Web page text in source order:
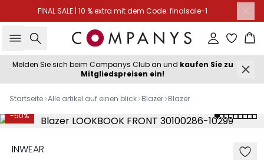
FINAL SALE | 10 % extra mit dem Code: finalsale-1
Suche Einloggen
Melden Sie sich beim Companys Club an und kaufen Sie zu
Mitgliedspreisen ein!
Startseite Alle artikel auf einen blick Blazer Blazer
-50%
INWEAR